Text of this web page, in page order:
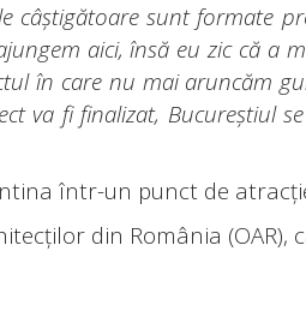
sunt formate
aici, însă eu zic că a
în care nu mai aruncăm
va fi finalizat, Bucureștiul
într-un punct de
din România (OAR),